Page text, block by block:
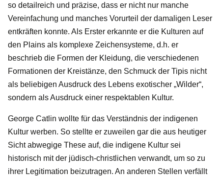
so detailreich und präzise, dass er nicht nur manche
Vereinfachung und manches Vorurteil der damaligen Leser
entkräften konnte. Als Erster erkannte er die Kulturen auf
den Plains als komplexe Zeichensysteme, d.h. er
beschrieb die Formen der Kleidung, die verschiedenen
Formationen der Kreistänze, den Schmuck der Tipis nicht
als beliebigen Ausdruck des Lebens exotischer „Wilder“,
sondern als Ausdruck einer respektablen Kultur.
George Catlin wollte für das Verständnis der indigenen
Kultur werben. So stellte er zuweilen gar die aus heutiger
Sicht abwegige These auf, die indigene Kultur sei
historisch mit der jüdisch-christlichen verwandt, um so zu
ihrer Legitimation beizutragen. An anderen Stellen verfällt